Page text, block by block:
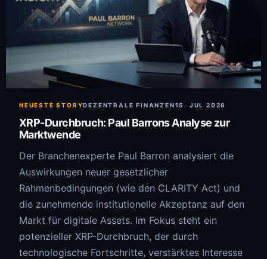
NEUESTE STORYDEZENTRALE FINANZEN15. JUL 2026
XRP-Durchbruch: Paul Barrons Analyse zur
Marktwende
Der Branchenexperte Paul Barron analysiert die
Auswirkungen neuer gesetzlicher
Rahmenbedingungen (wie den CLARITY Act) und
die zunehmende institutionelle Akzeptanz auf den
Markt für digitale Assets. Im Fokus steht ein
potenzieller XRP-Durchbruch, der durch
technologische Fortschritte, verstärktes Interesse